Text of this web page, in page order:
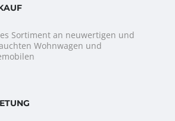
Sortiment an neuwertigen und
Wohnwagen und